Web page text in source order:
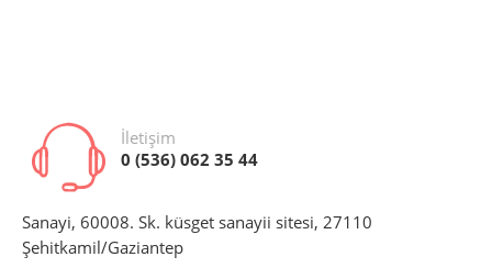
İletişim
0 (536) 062 35 44
Sanayi, 60008. Sk. küsget sanayii sitesi, 27110
Şehitkamil/Gaziantep